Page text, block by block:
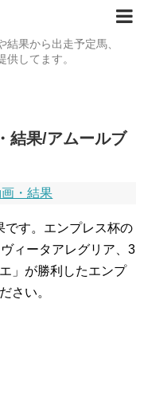
果から出走予定馬、
してます。
結果/アムールブ
・結果
です。エンプレス杯の
ィータアレグリア、3
」が勝利したエンプ
さい。